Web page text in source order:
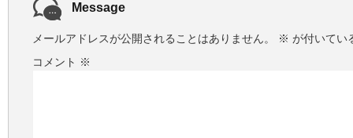
Message
メールアドレスが公開されることはありません。 ※ が付いてい
コメント ※